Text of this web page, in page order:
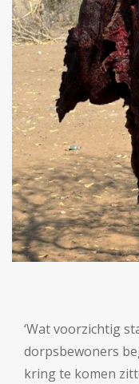
‘Wat voorzichtig
dorpsbewoners
kring te komen